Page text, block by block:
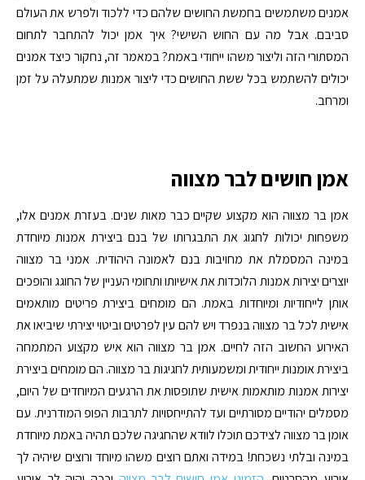
אמנים משתמשים בחמשת החושים שלהם כדי ללכוד ולפרש את העולם
סביבם. אבל מה עם החוש השישי? איך אמן יכול להתחבר לתחום
המסתורי הזה וליצור משהו ייחודי באמת? במאמר זה, נחקור כיצד אמנים
יכולים להשתמש בכל ששת החושים כדי ליצור אמנות שמתעלה על זמן
ומרחב.
אמן חושים לבר מצווה
אמן בר מצווה הוא מקצוע שקיים כבר מאות שנים. בעזרת אמנים אלו,
משפחות יכולות לחגוג את התבגרותו של בנם ביצירת אמנות מיוחדת
במינה המסמלת את מחויבות בנם לאמונה היהודית. אמני בר מצווה
יוצרים יצירות אמנות הלוכדות את אישיותו ותחומי העניין של החוגג והופכים
אותן לייחודיות ומיוחדות באמת. הם מומחים ביצירת פריטים מותאמים
אישית לכל בר מצווה בנפרד ויש להם עין לפרטים וביטוי יצירתי שיביאו את
האירוע החשוב הזה לחיים. אמן בר מצווה הוא איש מקצוע המתמחה
ביצירת אומנות ייחודית ומשמעותית לחגיגות בר מצווה. הם מומחים ביצירת
יצירות אמנות מותאמות אישית שתופסות את הרגעים המיוחדים של היום,
מסמלים יהודיים מסורתיים ועד להתייחסויות לתרבות הפופ המודרנית. עם
אומן בר מצווה לצידכם תוכלו לוודא שהחגיגה שלכם תהיה באמת מיוחדת
במינה ובלתי נשכחת! במידה ואתם רוצים משהו מיוחד ורוצים שיהיה לך